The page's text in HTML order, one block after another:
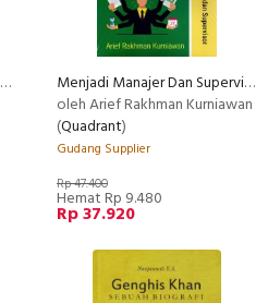
Membangun Rumah Ala Orang Jawa
Menjadi Manajer Dan Supervisor Itu Ada Ilmunya
oleh Arief Rakhman Kurniawan
(Quadrant)
Gudang Supplier
Rp 47.400
Hemat Rp 9.480
Rp 37.920